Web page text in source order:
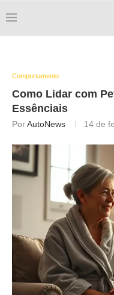
Comportamento
Como Lidar com
Essênciais
PorAutoNews 14 de